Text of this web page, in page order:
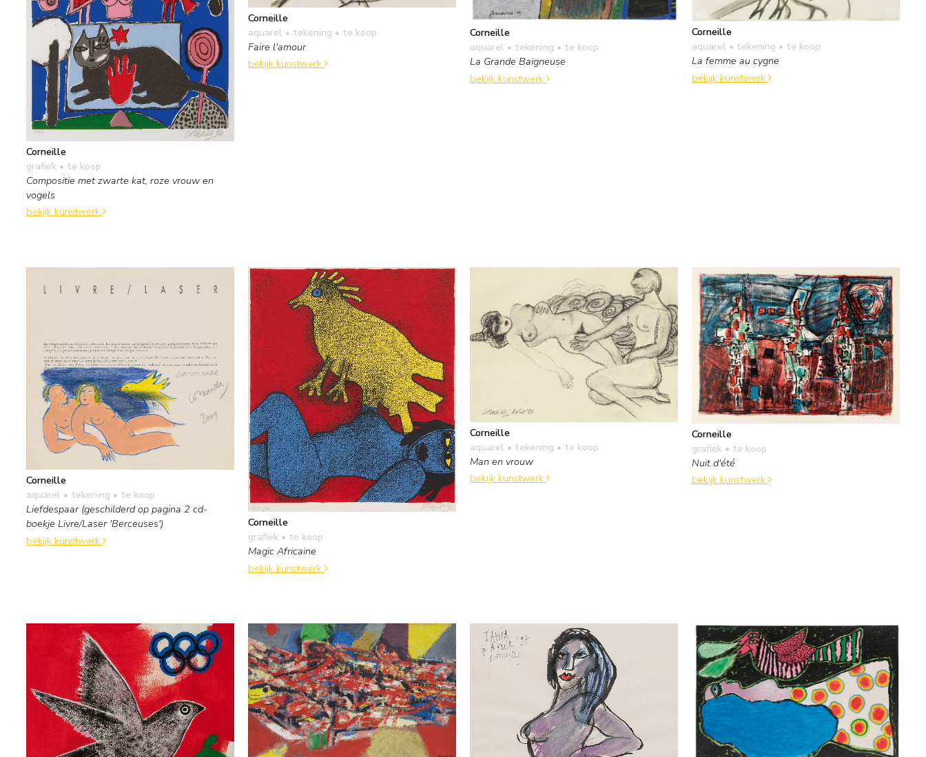
Corneille
grafiek • te koop
Compositie met zwarte kat, roze vrouw en
vogels
bekijk kunstwerk
Corneille
aquarel • tekening • te koop
Faire l'amour
bekijk kunstwerk
Corneille
aquarel • tekening • te koop
La Grande Baigneuse
bekijk kunstwerk
Corneille
aquarel • tekening • te koop
La femme au cygne
bekijk kunstwerk
Corneille
aquarel • tekening • te koop
Liefdespaar (geschilderd op pagina 2 cd-
boekje Livre/Laser 'Berceuses')
bekijk kunstwerk
Corneille
grafiek • te koop
Magic Africaine
bekijk kunstwerk
Corneille
aquarel • tekening • te koop
Man en vrouw
bekijk kunstwerk
Corneille
grafiek • te koop
Nuit d'été
bekijk kunstwerk